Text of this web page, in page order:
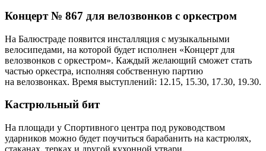
Концерт № 867 для велозвонков с оркестром
На Балюстраде появится инсталляция с музыкальными
велосипедами, на которой будет исполнен «Концерт для
велозвонков с оркестром». Каждый желающий сможет стать
частью оркестра, исполняя собственную партию
на велозвонках. Время выступлений: 12.15, 15.30, 17.30, 19.30.
Кастрюльный бит
На площади у Спортивного центра под руководством
ударников можно будет поучиться барабанить на кастрюлях,
стаканах, терках и другой кухонной утвари.